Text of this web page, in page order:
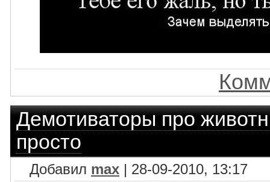
Демотиваторы про
просто
Добавил max | 28-09-2010, 13:17